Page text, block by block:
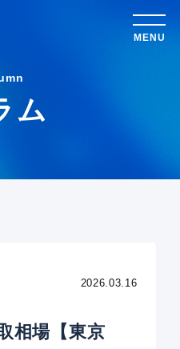
MENU
ム
2026.03.16
相場【東京